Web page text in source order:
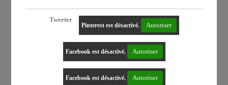
Tweeter
Pinterest est désactivé. Autoriser
Facebook est désactivé. Autoriser
Facebook est désactivé. Autoriser